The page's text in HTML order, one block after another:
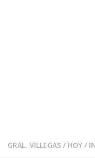
GRAL. VILLEGAS / HOY /